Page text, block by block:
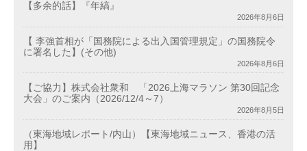
【多余的話】『年縞』
2026年8月6日
【 李強首相が「国務院による出入国管理規定」の国務院令
に署名した】(その他)
2026年8月6日
【ご協力】株式会社衆和 「2026上海マラソン 第30回記念
大会」のご案内（2026/12/4～7）
2026年8月5日
（東海地域レポート/内山）【東海地域ニュース、香港の活
用】